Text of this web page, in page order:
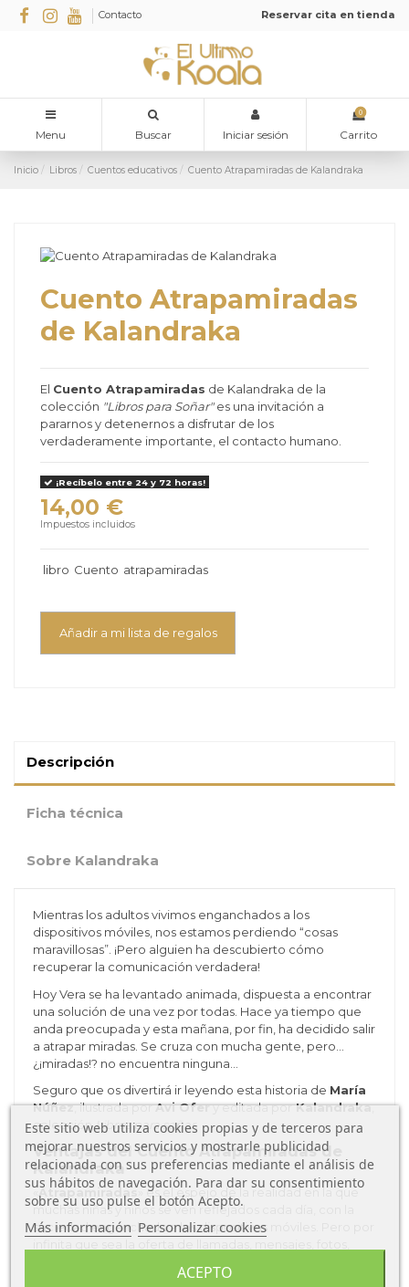
Contacto Reservar cita en tienda
Menu Buscar Iniciar sesión
0
Carrito
Inicio Libros Cuentos educativos Cuento Atrapamiradas de Kalandraka
Cuento Atrapamiradas
de Kalandraka
El Cuento Atrapamiradas de Kalandraka de la
colección "Libros para Soñar"es una invitación a
pararnos y detenernos a disfrutar de los
verdaderamente importante, el contacto humano.
¡Recíbelo entre 24 y 72 horas!
14,00 €
Impuestos incluidos
libro Cuento atrapamiradas
Añadir a mi lista de regalos
Descripción
Ficha técnica
Sobre Kalandraka
Mientras los adultos vivimos enganchados a los
dispositivos móviles, nos estamos perdiendo “cosas
maravillosas”. ¡Pero alguien ha descubierto cómo
recuperar la comunicación verdadera!
Hoy Vera se ha levantado animada, dispuesta a encontrar
una solución de una vez por todas. Hace ya tiempo que
anda preocupada y esta mañana, por fin, ha decidido salir
a atrapar miradas. Se cruza con mucha gente, pero...
¿¡miradas!? no encuentra ninguna…
Seguro que os divertirá ir leyendo esta historia de María
Núñez, ilustrada porAvi Ofery editada porKalandraka,
colecciónLibros para soñar.
Ventajas del Cuento Atrapamiradas de
Kalandraka
«Atrapamiradas» es el espejo de la realidad en la que
muchas niñas y niños se ven reflejados cada día, con la
sociedad enganchada a los dispositivos móviles. Pero por
que navegar, nada es equiparable a “las cosas más
Este sitio web utiliza cookies propias y de terceros para
mejorar nuestros servicios y mostrarle publicidad
relacionada con sus preferencias mediante el análisis de
sus hábitos de navegación. Para dar su consentimiento
sobre su uso pulse el botón Acepto.
Más información Personalizar cookies
ACEPTO